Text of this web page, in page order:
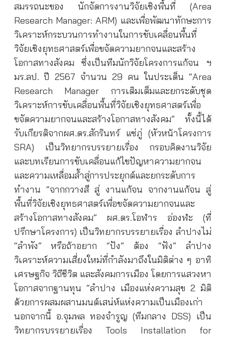
สมรรถนะของ นักจัดการงานวิจัยเชิงพื้นที่ (Area
Research Manager: ARM) และเพื่อพัฒนาทักษะการ
วิเคราะห์กระบวนการทำงานในการขับเคลื่อนพื้นที่
วิจัยเชิงยุทธศาสตร์เพื่อขจัดความยากจนและสร้าง
โอกาสทางสังคม ซึ่งเป็นทีมนักวิจัยโครงการแก้จน ฯ
มร.ลป. ปี 2567 จำนวน 29 คน ในประเด็น “Area
Research Manager การเติมเต็มและยกระดับชุด
วิเคราะห์การขับเคลื่อนพื้นที่วิจัยเชิงยุทธศาสตร์เพื่อ
ขจัดความยากจนและสร้างโอกาสทางสังคม”
ทั้งนี้ได้
รับเกียรติจากผศ.ดร.สักรินทร์ แซ่ภู่ (หัวหน้าโครงการ
SRA) เป็นวิทยากรบรรยายเรื่อง กรอบคิดงานวิจัย
และบทเรียนการขับเคลื่อนแก้ไขปัญหาความยากจน
และความเหลื่อมล้ำสู่การประยุกต์และยกระดับการ
ทำงาน “จากกวางสี สู่ งานแก้จน จากงานแก้จน สู่
พื้นที่วิจัยเชิงยุทธศาสตร์เพื่อขจัดความยากจนและ
สร้างโอกาสทางสังคม” ผศ.ดร.โอฬาร อ่องฬะ (ที่
ปรึกษาโครงการ) เป็นวิทยากรบรรยายเรื่อง ลำปางไม่
“ลำพัง” หรือถ้าอยาก “ปัง” ต้อง “ฟัง” ลำปาง
วิเคราะห์ความเสี่ยงใหม่ที่กำลังมาถึงในมิติต่าง ๆ อาทิ
เศรษฐกิจ วิถีชีวิต และสังคมการเมือง โดยการแสวงหา
โอกาสจากฐานทุน “ลำปาง เมืองแห่งความสุข 2 มิติ
ด้วยการผสมผสานมนต์เสน่ห์แห่งความเป็นเมืองเก่า
นอกจากนี้ อ.จุมพล ทองจำรูญ (ทีมกลาง DSS) เป็น
วิทยากรบรรยายเรื่อง Tools Installation for